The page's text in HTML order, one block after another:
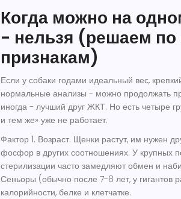
Когда можно на
- нельзя (решаем по
признакам)
Если у собаки годами идеальный вес,
нормальные анализы - можно продолжать
иногда - лучший друг ЖКТ. Но есть четыре
и тем же» уже не работает.
Фактор 1. Возраст. Щенки растут, им нужен
фосфор в других соотношениях. У крупных
стерилизации часто замедляют обмен и
Сеньоры (обычно после 7-8 лет, у гигантов
калорийности, белке и клетчатке.